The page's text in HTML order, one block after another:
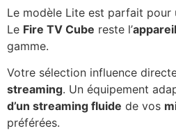
Le modèle Lite est parfait pour
Le Fire TV Cube reste l’appareil
gamme.
Votre sélection influence
streaming. Un équipement
d’un streaming fluide de vos
préférées.